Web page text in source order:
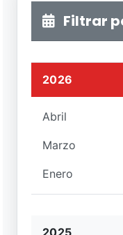
Filtrar
2026
Abril
Marzo
Enero
2025